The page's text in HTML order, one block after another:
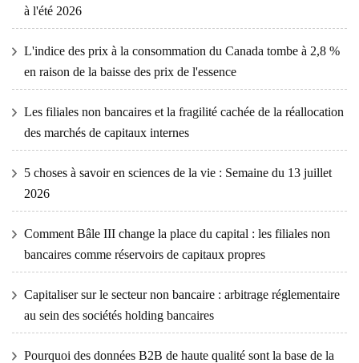
à l'été 2026
L'indice des prix à la consommation du Canada tombe à 2,8 %
en raison de la baisse des prix de l'essence
Les filiales non bancaires et la fragilité cachée de la réallocation
des marchés de capitaux internes
5 choses à savoir en sciences de la vie : Semaine du 13 juillet
2026
Comment Bâle III change la place du capital : les filiales non
bancaires comme réservoirs de capitaux propres
Capitaliser sur le secteur non bancaire : arbitrage réglementaire
au sein des sociétés holding bancaires
Pourquoi des données B2B de haute qualité sont la base de la